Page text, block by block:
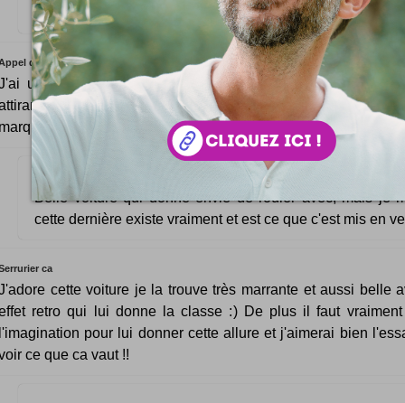
testé cette voiture.
d'offr
un petit souci que cette voiture existe réellement. Le
de telle sorte qu'on souhaite posséder une voiture
Belle voiture qui donne envie de rouler avec, mais je
cette dernière existe vraiment et est ce que c'est mis en
ca
cette voiture je la trouve très marrante et aussi belle
retro qui lui donne la classe :) De plus il faut
pour lui donner cette allure et j'aimerai bien
ce que ca vaut !!